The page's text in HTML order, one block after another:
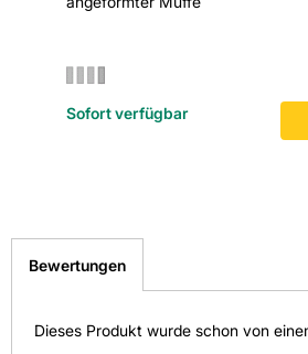
Sofort verfügbar
Bewertungen
Dieses Produkt wurde schon von